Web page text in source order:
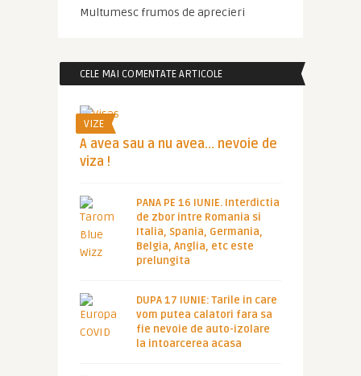
Multumesc frumos de aprecieri
CELE MAI COMENTATE ARTICOLE
VIZE
A avea sau a nu avea… nevoie de
viza !
PANA PE 16 IUNIE. Interdictia
de zbor intre Romania si
Italia, Spania, Germania,
Belgia, Anglia, etc este
prelungita
DUPA 17 IUNIE: Tarile in care
vom putea calatori fara sa
fie nevoie de auto-izolare
la intoarcerea acasa